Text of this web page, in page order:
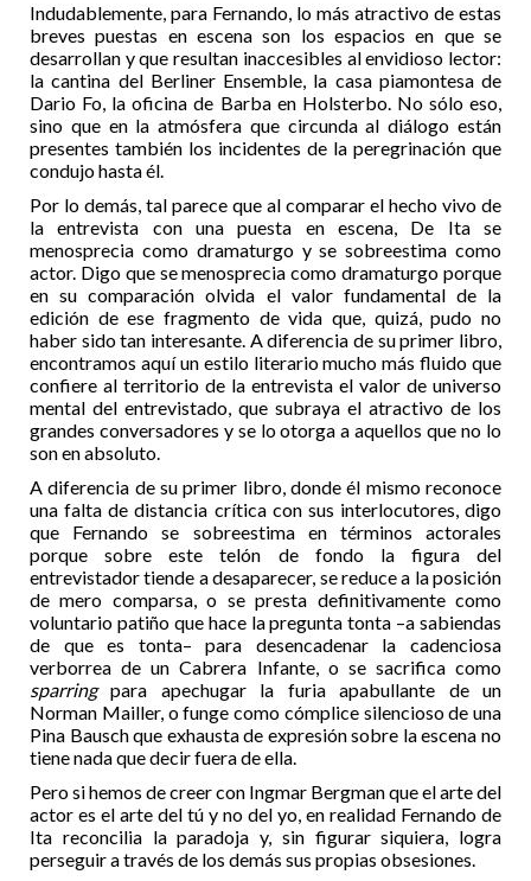
Indudablemente, para Fernando, lo más atractivo de estas
breves puestas en escena son los espacios en que se
desarrollan y que resultan inaccesibles al envidioso lector:
la cantina del Berliner Ensemble, la casa piamontesa de
Dario Fo, la oficina de Barba en Holsterbo. No sólo eso,
sino que en la atmósfera que circunda al diálogo están
presentes también los incidentes de la peregrinación que
condujo hasta él.
Por lo demás, tal parece que al comparar el hecho vivo de
la entrevista con una puesta en escena, De Ita se
menosprecia como dramaturgo y se sobreestima como
actor. Digo que se menosprecia como dramaturgo porque
en su comparación olvida el valor fundamental de la
edición de ese fragmento de vida que, quizá, pudo no
haber sido tan interesante. A diferencia de su primer libro,
encontramos aquí un estilo literario mucho más fluido que
confiere al territorio de la entrevista el valor de universo
mental del entrevistado, que subraya el atractivo de los
grandes conversadores y se lo otorga a aquellos que no lo
son en absoluto.
A diferencia de su primer libro, donde él mismo reconoce
una falta de distancia crítica con sus interlocutores, digo
que Fernando se sobreestima en términos actorales
porque sobre este telón de fondo la figura del
entrevistador tiende a desaparecer, se reduce a la posición
de mero comparsa, o se presta definitivamente como
voluntario patiño que hace la pregunta tonta –a sabiendas
de que es tonta– para desencadenar la cadenciosa
verborrea de un Cabrera Infante, o se sacrifica como
sparringpara apechugar la furia apabullante de un
Norman Mailler, o funge como cómplice silencioso de una
Pina Bausch que exhausta de expresión sobre la escena no
tiene nada que decir fuera de ella.
Pero si hemos de creer con Ingmar Bergman que el arte del
actor es el arte del tú y no del yo, en realidad Fernando de
Ita reconcilia la paradoja y, sin figurar siquiera, logra
perseguir a través de los demás sus propias obsesiones.